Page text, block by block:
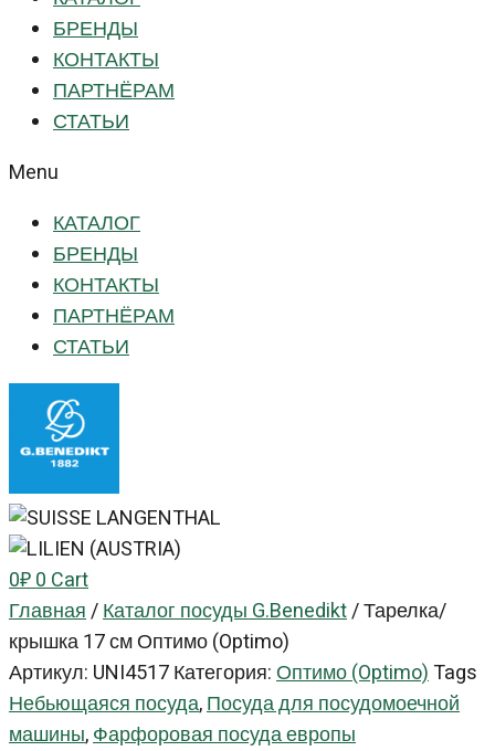
БРЕНДЫ
КОНТАКТЫ
ПАРТНЁРАМ
СТАТЬИ
Menu
КАТАЛОГ
БРЕНДЫ
КОНТАКТЫ
ПАРТНЁРАМ
СТАТЬИ
0₽0Cart
Главная/Каталог посуды G.Benedikt/Тарелка/
крышка 17 см Оптимо (Optimo)
Артикул: UNI4517Категория:Оптимо (Optimo)Tags
Небьющаяся посуда,Посуда для посудомоечной
машины,Фарфоровая посуда европы